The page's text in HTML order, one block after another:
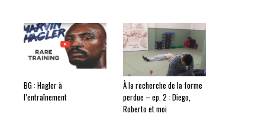
BG : Hagler à
l’entraînement
À la recherche de la forme
perdue – ep. 2 : Diego,
Roberto et moi